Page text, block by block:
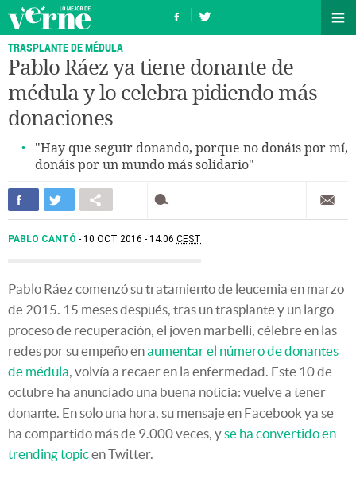
TRASPLANTE DE MÉDULA
Pablo Ráez ya tiene donante de
médula y lo celebra pidiendo más
donaciones
"Hay que seguir donando, porque no donáis por mí,
donáis por un mundo más solidario"
PABLO CANTÓ 10 OCT 2016 - 14:06 CEST
Pablo Ráez comenzó su tratamiento de leucemia en marzo
de 2015. 15 meses después, tras un trasplante y un largo
proceso de recuperación, el joven marbellí, célebre en las
redes por su empeño enaumentar el número de donantes
de médula, volvía a recaer en la enfermedad. Este 10 de
octubre ha anunciado una buena noticia: vuelve a tener
donante. En solo una hora, su mensaje en Facebook ya se
ha compartido más de 9.000 veces, yse ha convertido en
trending topicen Twitter.